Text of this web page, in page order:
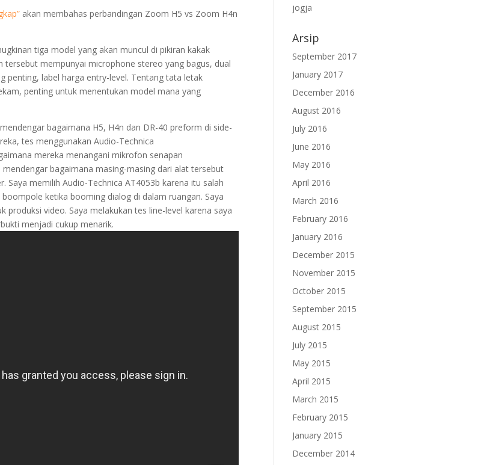
akan membahas perbandingan Zoom H5 vs Zoom H4n
tiga model yang akan muncul di pikiran kakak
mempunyai microphone stereo yang bagus, dual
penting, label harga entry-level. Tentang tata letak
penting untuk menentukan model mana yang
bagaimana H5, H4n dan DR-40 preform di side-
tes menggunakan Audio-Technica
mereka menangani mikrofon senapan
bagaimana masing-masing dari alat tersebut
Saya memilih Audio-Technica AT4053b karena itu salah
ketika booming dialog di dalam ruangan. Saya
video. Saya melakukan tes line-level karena saya
menjadi cukup menarik.
jogja
Arsip
September 2017
January 2017
December 2016
August 2016
July 2016
June 2016
May 2016
April 2016
March 2016
February 2016
January 2016
December 2015
November 2015
October 2015
September 2015
August 2015
July 2015
May 2015
April 2015
March 2015
February 2015
January 2015
December 2014